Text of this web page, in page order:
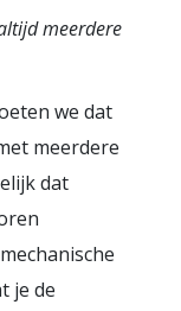
meerdere
we dat
meerdere
dat
je de